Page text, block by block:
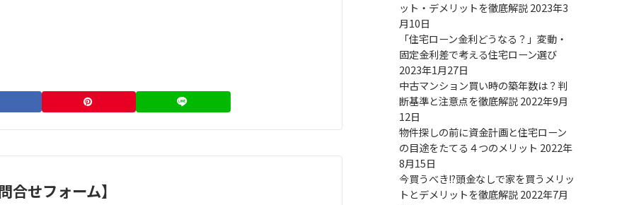
合せフォーム】
ット・デメリットを徹底解説 2023年3
月10日
「住宅ローン金利どうなる？」変動・
固定金利差で考える住宅ローン選び
2023年1月27日
中古マンション買い時の築年数は？判
断基準と注意点を徹底解説 2022年9月
12日
物件探しの前に資金計画と住宅ローン
の目途をたてる４つのメリット 2022年
8月15日
今買うべき!?頭金なしで家を買うメリッ
トとデメリットを徹底解説 2022年7月